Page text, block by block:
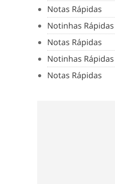
Notas Rápidas
Notinhas Rápidas
Notas Rápidas
Notinhas Rápidas
Notas Rápidas